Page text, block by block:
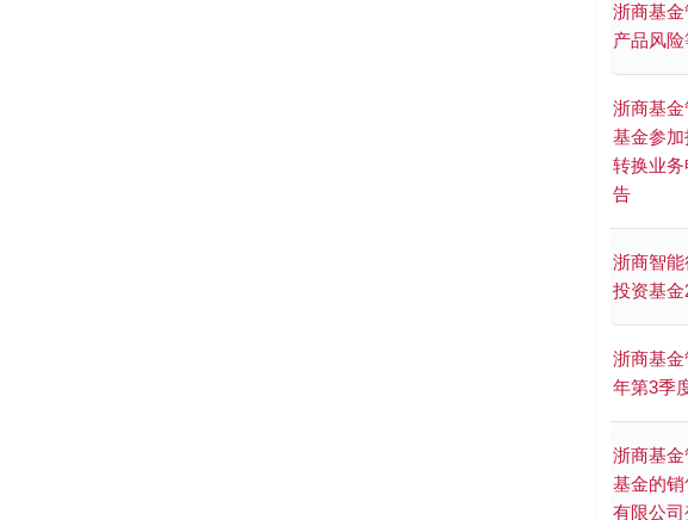
浙商基
产品风
浙商基
基金参
转换业
告
浙商智
投资基
浙商基
年第3季
浙商基
基金的
有限公